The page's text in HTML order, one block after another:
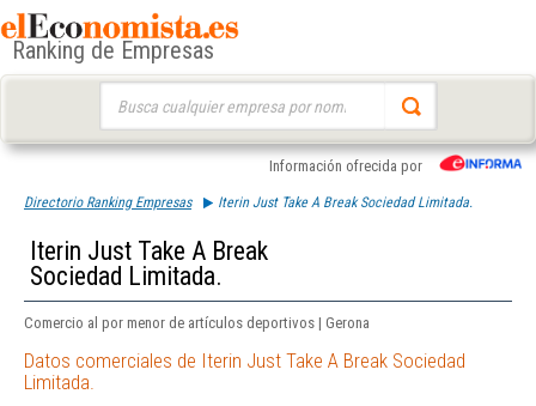
Ranking de Empresas
Información ofrecida por
Directorio Ranking Empresas Iterin Just Take A Break Sociedad Limitada.
Iterin Just Take A Break
Sociedad Limitada.
Comercio al por menor de artículos deportivos | Gerona
Datos comerciales de Iterin Just Take A Break Sociedad
Limitada.